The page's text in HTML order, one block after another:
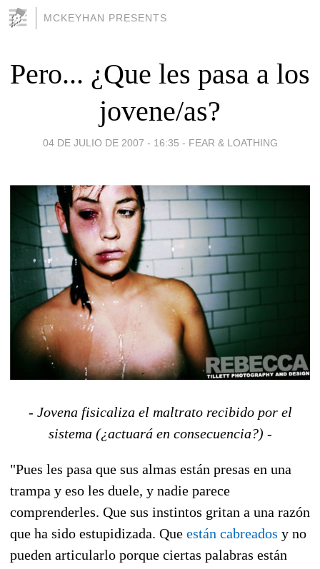
MCKEYHAN PRESENTS
Pero... ¿Que les pasa a los
jovene/as?
04 DE JULIO DE 2007 - 16:35 - FEAR & LOATHING
- Jovena fisicaliza el maltrato recibido por el
sistema (¿actuará en consecuencia?) -
"Pues les pasa que sus almas están presas en una
trampa y eso les duele, y nadie parece
comprenderles. Que sus instintos gritan a una razón
que ha sido estupidizada. Que están cabreados y no
pueden articularlo porque ciertas palabras están